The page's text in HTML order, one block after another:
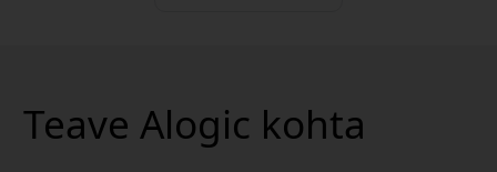
Teave Alogic kohta